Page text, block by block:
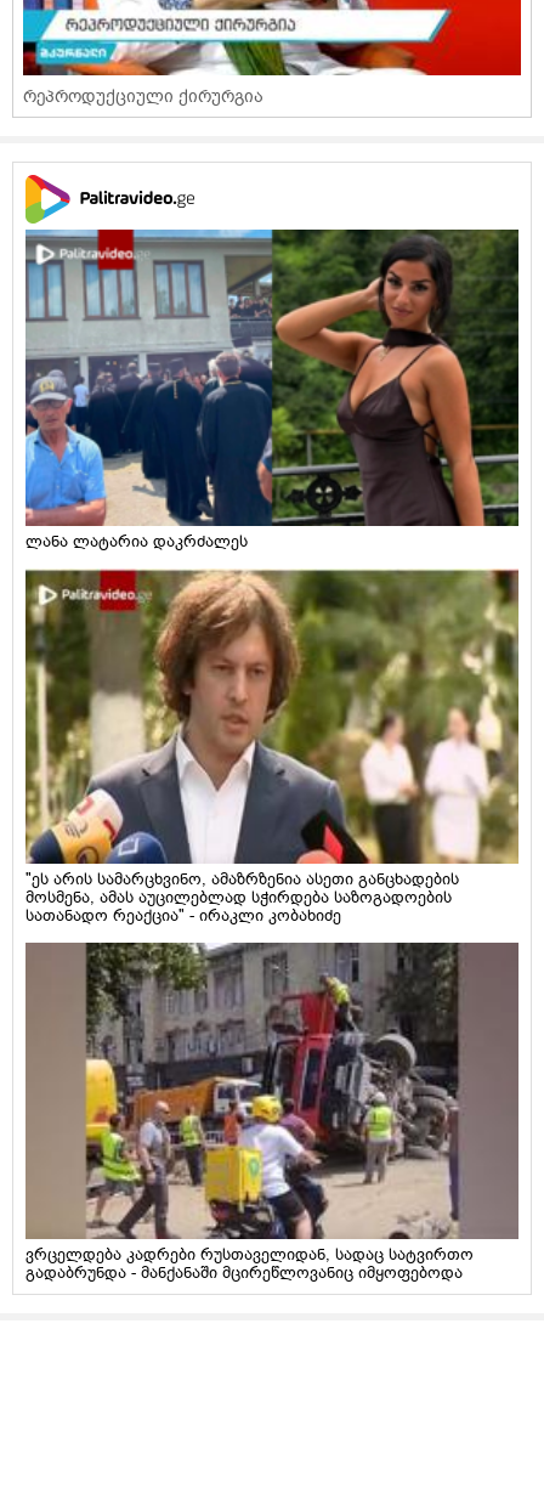
რეპროდუქციული ქირურგია
ლანა ლატარია დაკრძალეს
"ეს არის სამარცხვინო, ამაზრზენია ასეთი განცხადების
მოსმენა, ამას აუცილებლად სჭირდება საზოგადოების
სათანადო რეაქცია" - ირაკლი კობახიძე
ვრცელდება კადრები რუსთაველიდან, სადაც სატვირთო
გადაბრუნდა - მანქანაში მცირეწლოვანიც იმყოფებოდა